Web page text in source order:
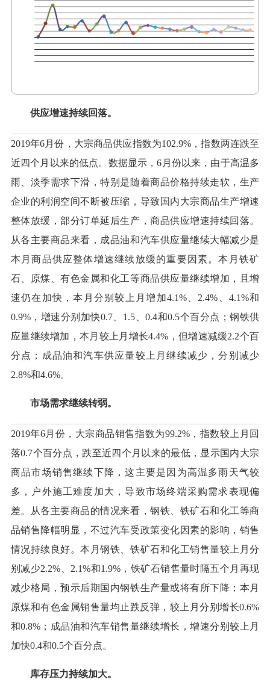
供应增速持续回落。
2019年6月份，大宗商品供应指数为102.9%，指数两连跌至
近四个月以来的低点。数据显示，6月份以来，由于高温多
雨、淡季需求下滑，特别是随着商品价格持续走软，生产
企业的利润空间不断被压缩，导致国内大宗商品生产增速
整体放缓，部分订单延后生产，商品供应增速持续回落。
从各主要商品来看，成品油和汽车供应量继续大幅减少是
本月商品供应整体增速继续放缓的重要因素。本月铁矿
石、原煤、有色金属和化工等商品供应量继续增加，且增
速仍在加快，本月分别较上月增加4.1%、2.4%、4.1%和
0.9%，增速分别加快0.7、1.5、0.4和0.5个百分点；钢铁供
应量继续增加，本月较上月增长4.4%，但增速减缓2.2个百
分点；成品油和汽车供应量较上月继续减少，分别减少
2.8%和4.6%。
市场需求继续转弱。
2019年6月份，大宗商品销售指数为99.2%，指数较上月回
落0.7个百分点，跌至近四个月以来的最低，显示国内大宗
商品市场销售继续下降，这主要是因为高温多雨天气较
多，户外施工难度加大，导致市场终端采购需求表现偏
差。从各主要商品的情况来看，钢铁、铁矿石和化工等商
品销售降幅明显，不过汽车受政策变化因素的影响，销售
情况持续良好。本月钢铁、铁矿石和化工销售量较上月分
别减少2.2%、2.1%和1.9%，铁矿石销售量时隔五个月再现
减少格局，预示后期国内钢铁生产量或将有所下降；本月
原煤和有色金属销售量均止跌反弹，较上月分别增长0.6%
和0.8%；成品油和汽车销售量继续增长，增速分别较上月
加快0.4和0.5个百分点。
库存压力持续加大。